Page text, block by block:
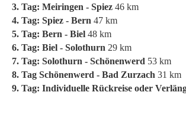
3. Tag: Meiringen - Spiez 46 km
4. Tag: Spiez - Bern 47 km
5. Tag: Bern - Biel 48 km
6. Tag: Biel - Solothurn 29 km
7. Tag: Solothurn - Schönenwerd 53 km
8. Tag Schönenwerd - Bad Zurzach 31 km
9. Tag: Individuelle Rückreise oder